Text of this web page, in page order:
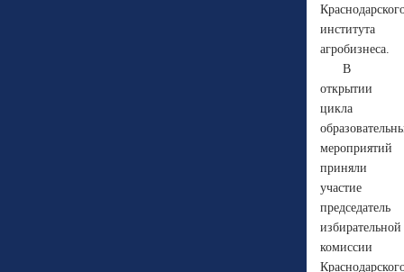
института
агробизнеса.
В
открытии
цикла
мероприятий
приняли
участие
председатель
избирательной
комиссии